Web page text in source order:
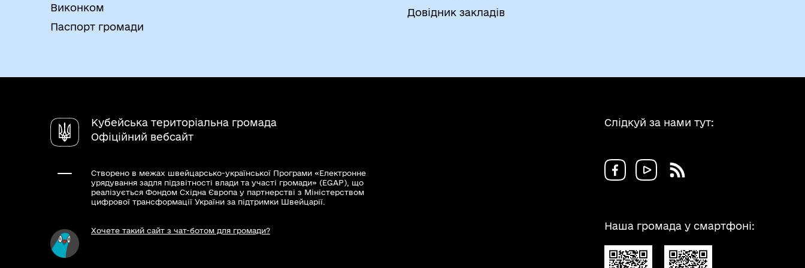
Виконком
Паспорт громади
Довідник закладів
Кубейська територіальна громада
Офіційний вебсайт
Створено в межах швейцарсько-української Програми «Електронне
урядування задля підзвітності влади та участі громади» (EGAP), що
реалізується Фондом Східна Європа у партнерстві з Міністерством
цифрової трансформації України за підтримки Швейцарії.
Хочете такий сайт з чат-ботом для громади?
Слідкуй за нами тут:
Наша громада у смартфоні: